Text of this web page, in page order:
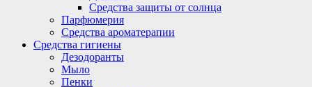
Средства защиты от солнца
Парфюмерия
Средства ароматерапии
Средства гигиены
Дезодоранты
Мыло
Пенки